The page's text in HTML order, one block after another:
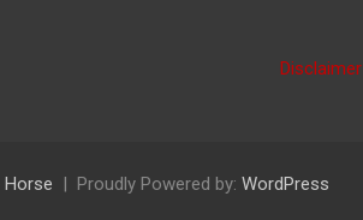
Disclaimer
Horse Proudly Powered by: WordPress